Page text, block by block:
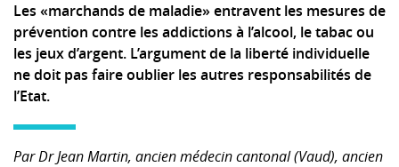
Les «marchands de maladie» entravent les mesures de
prévention contre les addictions à l’alcool, le tabac ou
les jeux d’argent. L’argument de la liberté individuelle
ne doit pas faire oublier les autres responsabilités de
l’Etat.
Par Dr Jean Martin, ancien médecin cantonal (Vaud), ancien